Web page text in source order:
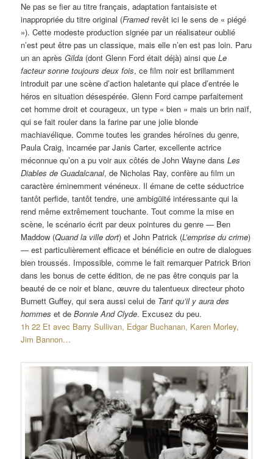
Ne pas se fier au titre français, adaptation fantaisiste et
inappropriée du titre original (Framedrevêt ici le sens de « piégé
»). Cette modeste production signée par un réalisateur oublié
n’est peut être pas un classique, mais elle n’en est pas loin. Paru
un an aprèsGilda (dont Glenn Ford était déjà) ainsi queLe
facteur sonne toujours deux fois, ce film noir est brillamment
introduit par une scène d’action haletante qui place d’entrée le
héros en situation désespérée. Glenn Ford campe parfaitement
cet homme droit et courageux, un type « bien » mais un brin naïf,
qui se fait rouler dans la farine par une jolie blonde
machiavélique. Comme toutes les grandes héroïnes du genre,
Paula Craig, incarnée par Janis Carter, excellente actrice
méconnue qu’on a pu voir aux côtés de John Wayne dansLes
Diables de Guadalcanal, de Nicholas Ray, confère au film un
caractère éminemment vénéneux. Il émane de cette séductrice
tantôt perfide, tantôt tendre, une ambigüité intéressante qui la
rend même extrêmement touchante. Tout comme la mise en
scène, le scénario écrit par deux pointures du genre — Ben
Maddow (Quand la ville dort) et John Patrick (L’emprise du crime)
— est particulièrement efficace et bénéficie en outre de dialogues
bien troussés. Impossible, comme le fait remarquer Patrick Brion
dans les bonus de cette édition, de ne pas être conquis par la
beauté de ce noir et blanc, œuvre du talentueux directeur photo
Burnett Guffey, qui sera aussi celui de Tant qu’il y aura des
hommes et deBonnie And Clyde. Excusez du peu.
1h 22 Et avec Barry Sullivan, Edgar Buchanan, Karen Morley,
Jim Bannon…